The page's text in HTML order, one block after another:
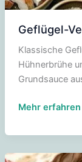
Geflügel-
Klassische
Hühnerbrühe
Grundsauce
Geflügel-
Sauce
Mehr erfahren